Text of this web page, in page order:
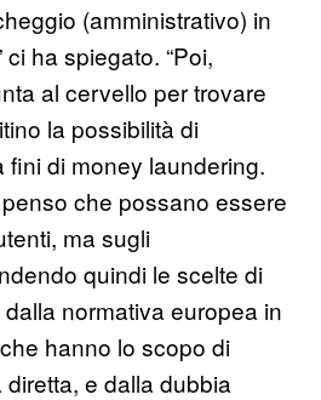
(amministrativo) in
ha spiegato. “Poi,
al cervello per trovare
la possibilità di
fini di money laundering.
che possano essere
ma sugli
quindi le scelte di
normativa europea in
hanno lo scopo di
e dalla dubbia